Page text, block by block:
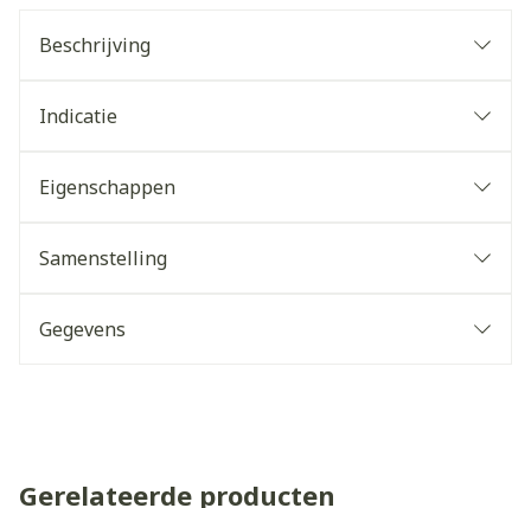
Beschrijving
Indicatie
Eigenschappen
Samenstelling
Gegevens
Gerelateerde producten